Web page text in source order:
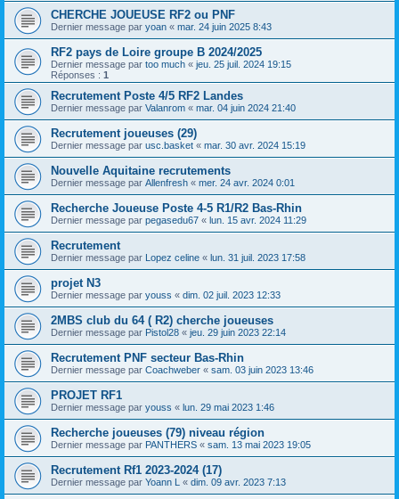
CHERCHE JOUEUSE RF2 ou PNF
Dernier message par yoan « mar. 24 juin 2025 8:43
RF2 pays de Loire groupe B 2024/2025
Dernier message par too much « jeu. 25 juil. 2024 19:15
Réponses : 1
Recrutement Poste 4/5 RF2 Landes
Dernier message par Valanrom « mar. 04 juin 2024 21:40
Recrutement joueuses (29)
Dernier message par usc.basket « mar. 30 avr. 2024 15:19
Nouvelle Aquitaine recrutements
Dernier message par Allenfresh « mer. 24 avr. 2024 0:01
Recherche Joueuse Poste 4-5 R1/R2 Bas-Rhin
Dernier message par pegasedu67 « lun. 15 avr. 2024 11:29
Recrutement
Dernier message par Lopez celine « lun. 31 juil. 2023 17:58
projet N3
Dernier message par youss « dim. 02 juil. 2023 12:33
2MBS club du 64 ( R2) cherche joueuses
Dernier message par Pistol28 « jeu. 29 juin 2023 22:14
Recrutement PNF secteur Bas-Rhin
Dernier message par Coachweber « sam. 03 juin 2023 13:46
PROJET RF1
Dernier message par youss « lun. 29 mai 2023 1:46
Recherche joueuses (79) niveau région
Dernier message par PANTHERS « sam. 13 mai 2023 19:05
Recrutement Rf1 2023-2024 (17)
Dernier message par Yoann L « dim. 09 avr. 2023 7:13